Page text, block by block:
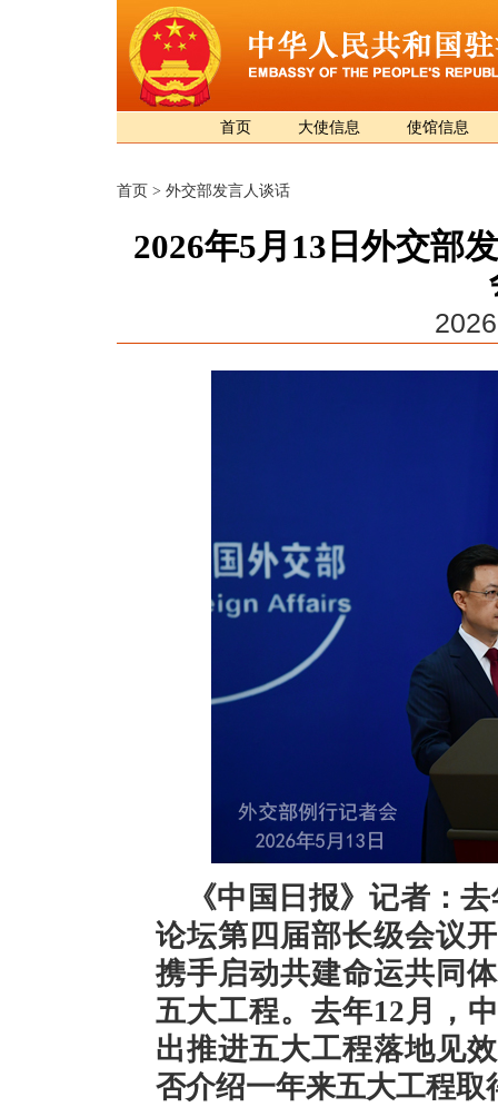
首页 大使信息 使馆信息
首页 > 外交部发言人谈话
2026年5月13日外交部
《中国日报》记者：
论坛第四届部长级会议
携手启动共建命运共同
五大工程。去年12月，
出推进五大工程落地见
否介绍一年来五大工程取